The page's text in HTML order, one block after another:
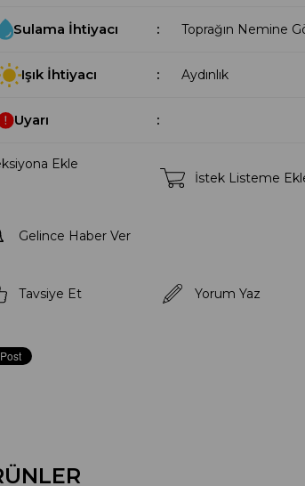
Sulama İhtiyacı Toprağın Nemine
Işık İhtiyacı Aydınlık
Uyarı
Ekle
İstek Listeme
Gelince Haber Ver
Tavsiye Et Yorum Yaz